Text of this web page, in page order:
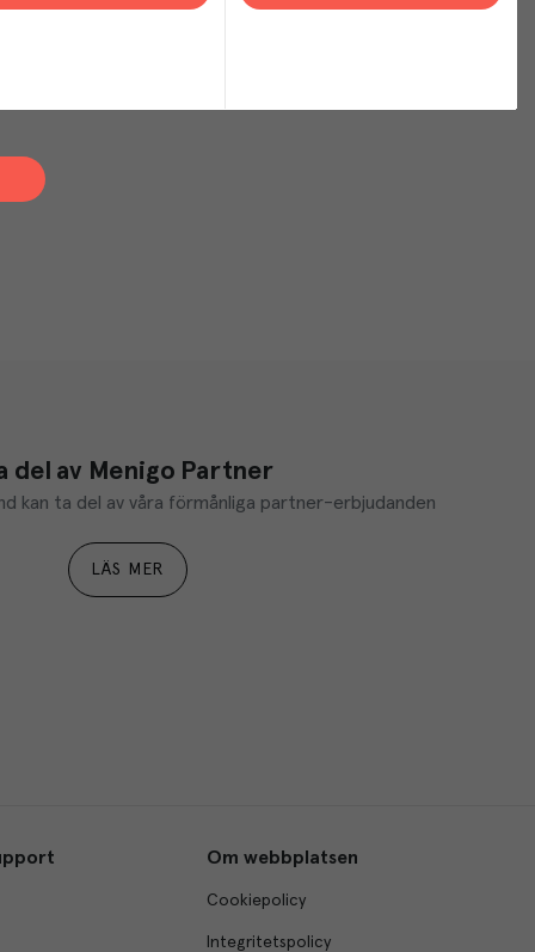
del av Menigo Partner
kan ta del av våra förmånliga partner-erbjudanden
LÄS MER
Om webbplatsen
Cookiepolicy
Integritetspolicy